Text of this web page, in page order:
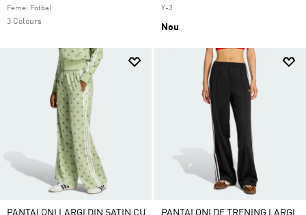
Femei Fotbal
3 Colours
Y-3
Nou
PANTALONI LARGI DIN SATIN CU
PANTALONI DE TRENING LARGI